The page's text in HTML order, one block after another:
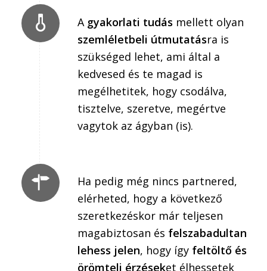
Agyakorlati tudás mellett olyan
szemléletbeli útmutatásra is
szükséged lehet, ami által a
kedvesed és te magad is
megélhetitek, hogy csodálva,
tisztelve, szeretve, megértve
vagytok az ágyban (is).
Ha pedig még nincs partnered,
elérheted, hogy a következő
szeretkezéskor már teljesen
magabiztosan és felszabadultan
lehess jelen, hogy így feltöltő és
örömteli érzéseket élhessetek